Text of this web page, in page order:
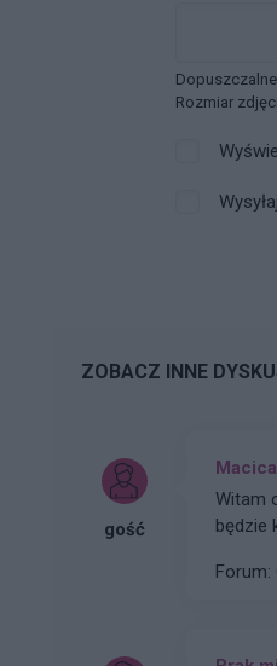
Rozmiar
ZOBACZ INNE
gość
Macica
Witam
będzie
Forum: